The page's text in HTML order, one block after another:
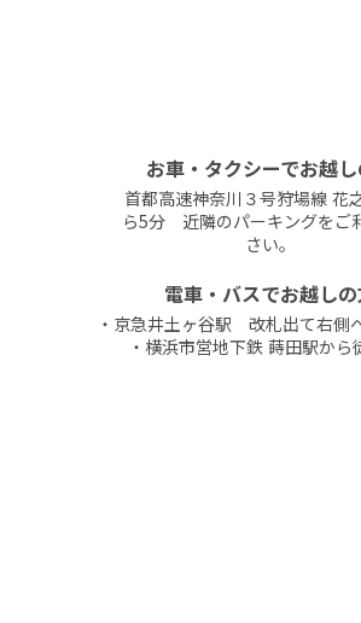
お車・タクシーでお越
首都高速神奈川３号狩場線 花
ら5分 近隣のパーキングをご
さい。
電車・バスでお越し
・京急井土ヶ谷駅 改札出て右側
・横浜市営地下鉄 蒔田駅から